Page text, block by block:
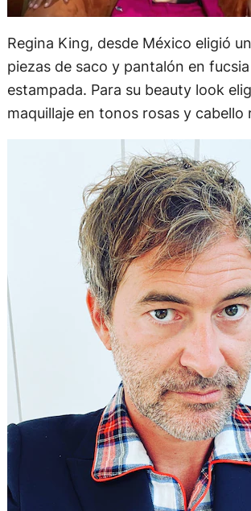
Regina King, desde México eligió
piezas de saco y pantalón en
estampada. Para su beauty look
maquillaje en tonos rosas y cabello